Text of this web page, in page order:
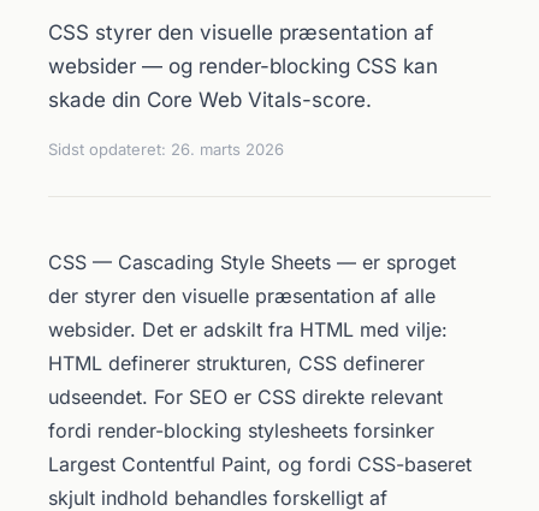
CSS styrer den visuelle præsentation af
websider — og render-blocking CSS kan
skade din Core Web Vitals-score.
Sidst opdateret: 26. marts 2026
CSS — Cascading Style Sheets — er sproget
der styrer den visuelle præsentation af alle
websider. Det er adskilt fra HTML med vilje:
HTML definerer strukturen, CSS definerer
udseendet. For SEO er CSS direkte relevant
fordi render-blocking stylesheets forsinker
Largest Contentful Paint, og fordi CSS-baseret
skjult indhold behandles forskelligt af